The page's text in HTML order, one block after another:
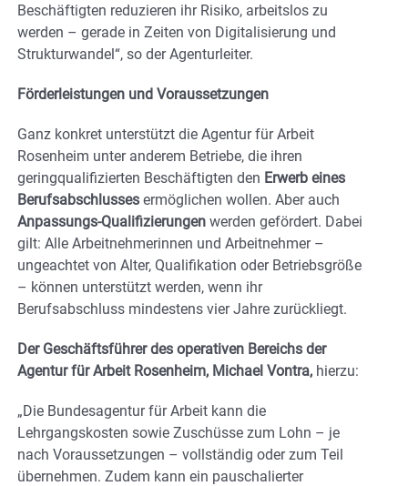
Beschäftigten reduzieren ihr Risiko, arbeitslos zu
werden – gerade in Zeiten von Digitalisierung und
Strukturwandel“, so der Agenturleiter.
Förderleistungen und Voraussetzungen
Ganz konkret unterstützt die Agentur für Arbeit
Rosenheim unter anderem Betriebe, die ihren
geringqualifizierten Beschäftigten den Erwerb eines
Berufsabschlusses ermöglichen wollen. Aber auch
Anpassungs-Qualifizierungen werden gefördert. Dabei
gilt: Alle Arbeitnehmerinnen und Arbeitnehmer –
ungeachtet von Alter, Qualifikation oder Betriebsgröße
– können unterstützt werden, wenn ihr
Berufsabschluss mindestens vier Jahre zurückliegt.
Der Geschäftsführer des operativen Bereichs der
Agentur für Arbeit Rosenheim, Michael Vontra, hierzu:
„Die Bundesagentur für Arbeit kann die
Lehrgangskosten sowie Zuschüsse zum Lohn – je
nach Voraussetzungen – vollständig oder zum Teil
übernehmen. Zudem kann ein pauschalierter